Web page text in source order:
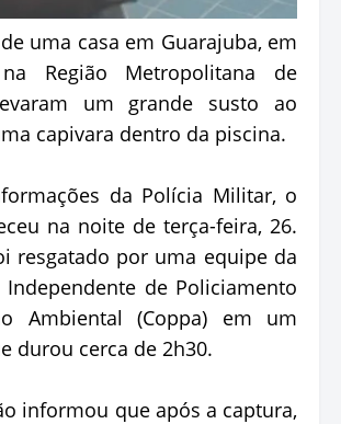
uma casa em Guarajuba, em
na Região Metropolitana de
um grande susto ao
capivara dentro da piscina.
da Polícia Militar, o
na noite de terça-feira, 26.
resgatado por uma equipe da
Independente de Policiamento
Ambiental (Coppa) em um
durou cerca de 2h30.
informou que após a captura,